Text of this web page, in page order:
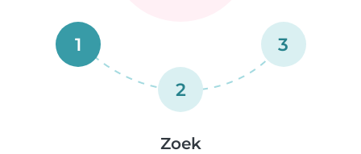
1
2
3
Zoek